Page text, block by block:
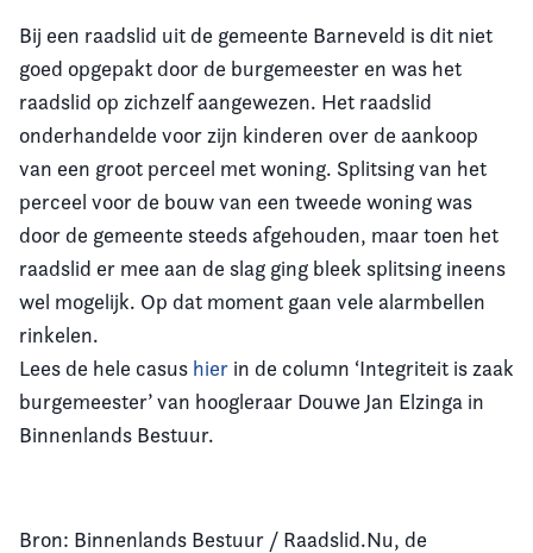
Bij een raadslid uit de gemeente Barneveld is dit niet
goed opgepakt door de burgemeester en was het
raadslid op zichzelf aangewezen. Het raadslid
onderhandelde voor zijn kinderen over de aankoop
van een groot perceel met woning. Splitsing van het
perceel voor de bouw van een tweede woning was
door de gemeente steeds afgehouden, maar toen het
raadslid er mee aan de slag ging bleek splitsing ineens
wel mogelijk. Op dat moment gaan vele alarmbellen
rinkelen.
Lees de hele casus hier in de column ‘Integriteit is zaak
burgemeester’ van hoogleraar Douwe Jan Elzinga in
Binnenlands Bestuur.
Bron: Binnenlands Bestuur / Raadslid.Nu, de